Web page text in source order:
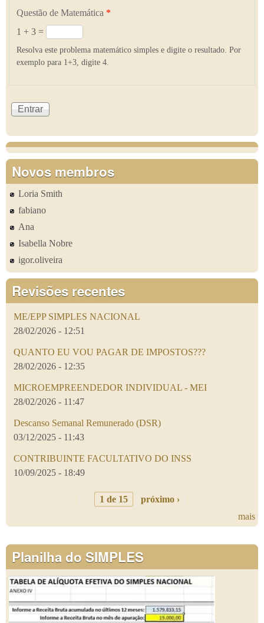
Questão de Matemática *
1 + 3 =
Resolva este problema matemático simples e digite o resultado. Por
exemplo para 1+3, digite 4.
Novos membros
Loria Smith
fabiano
Ana
Isabella Nobre
igor.oliveira
Revisões recentes
ME/EPP SIMPLES NACIONAL
28/02/2026 - 12:51
QUANTO EU VOU PAGAR DE IMPOSTOS???
28/02/2026 - 12:35
MICROEMPREENDEDOR INDIVIDUAL - MEI
28/02/2026 - 11:47
Descanso Semanal Remunerado (DSR)
03/12/2025 - 11:43
CONTRIBUINTE FACULTATIVO DO INSS
10/09/2025 - 18:49
1 de 15
próximo ›
mais
Planilha do SIMPLES